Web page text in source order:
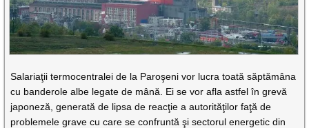
Salariaţii termocentralei de la Paroşeni vor lucra toată săptămâna
cu banderole albe legate de mână. Ei se vor afla astfel în grevă
japoneză, generată de lipsa de reacţie a autorităţilor faţă de
problemele grave cu care se confruntă şi sectorul energetic din